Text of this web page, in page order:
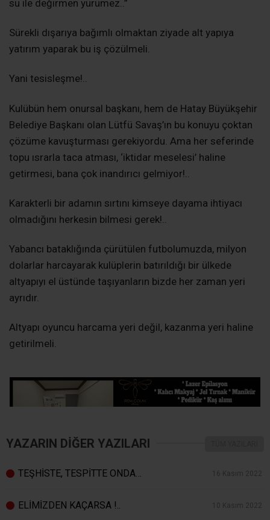
su ile değirmen yürümez..”
Sürekli dışarıya bağımlı olmaktan ziyade alt yapıya
yatırım yaparak bu iş çözülmeli.
Yani tesisleşme!..
Kulübün hem onursal başkanı, hem de Hatay Büyükşehir
Belediye Başkanı olan Lütfü Savaş’ın bu konuyu çoktan
çözüme kavuşturması gerekiyordu. Ama her seferinde
topu ısrarla taca atması, ‘iktidar meselesi’ haline
getirmesi, bana çok inandırıcı gelmiyor!..
Karakterli bir adamın sırtını kimseye dayama ihtiyacı
olmadığını herkesin bilmesi gerek!..
Yabancı bataklığında çürütülen futbolumuzda, milyon
dolarlar harcayarak kulüplerin batırıldığı bir ülkede
altyapıyı el üstünde taşıyanların bizde her zaman yeri
ayrıdır.
Altyapı oyuncu harcama yeri değil, kazanma yeri haline
getirilmeli.
YAZARIN DİĞER YAZILARI
TEŞHİSTE, TESPİTTE ONDA… 16 Kasım 2022
ELİMİZDEN KAÇARSA !.. 10 Kasım 2022